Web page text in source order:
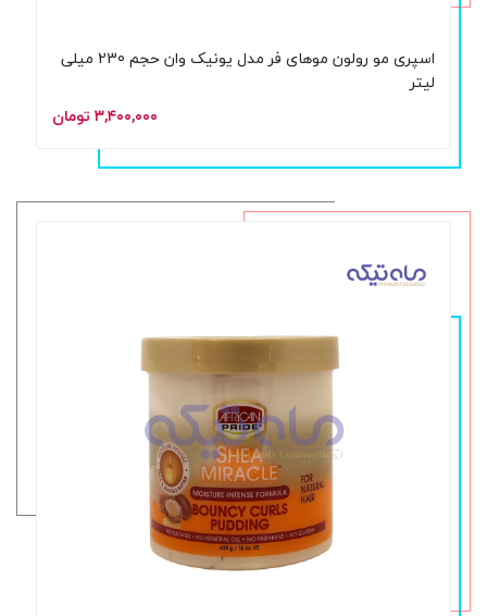
اسپری مو رولون موهای فر مدل یونیک وان حجم 230 میلی
لیتر
۳,۴۰۰,۰۰۰ تومان